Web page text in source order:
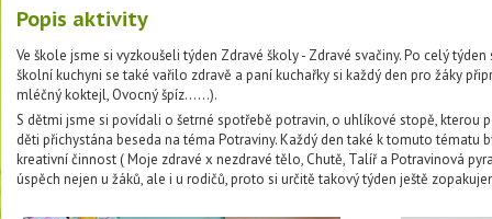
Popis aktivity
Ve škole jsme si vyzkoušeli týden Zdravé školy - Zdravé svačiny. Po celý
školní kuchyni se také vařilo zdravě a paní kuchařky si každý den pro žáky
mléčný koktejl, Ovocný špíz......).
S dětmi jsme si povídali o šetrné spotřebě potravin, o uhlíkové stopě, kterou
děti přichystána beseda na téma Potraviny. Každý den také k tomuto tématu
kreativní činnost ( Moje zdravé x nezdravé tělo, Chutě, Talíř a Potravinová
úspěch nejen u žáků, ale i u rodičů, proto si určitě takový týden ještě